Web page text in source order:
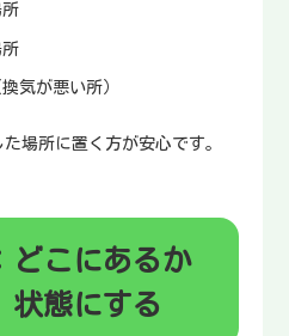
気が悪い所）
場所に置く方が安心です。
どこにあるか
状態にする